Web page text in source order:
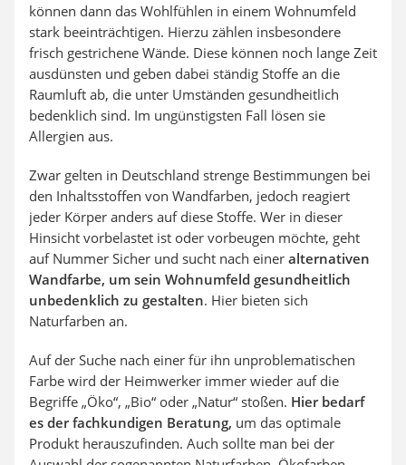
können dann das Wohlfühlen in einem Wohnumfeld
stark beeinträchtigen. Hierzu zählen insbesondere
frisch gestrichene Wände. Diese können noch lange Zeit
ausdünsten und geben dabei ständig Stoffe an die
Raumluft ab, die unter Umständen gesundheitlich
bedenklich sind. Im ungünstigsten Fall lösen sie
Allergien aus.
Zwar gelten in Deutschland strenge Bestimmungen bei
den Inhaltsstoffen von Wandfarben, jedoch reagiert
jeder Körper anders auf diese Stoffe. Wer in dieser
Hinsicht vorbelastet ist oder vorbeugen möchte, geht
auf Nummer Sicher und sucht nach einer alternativen
Wandfarbe, um sein Wohnumfeld gesundheitlich
unbedenklich zu gestalten. Hier bieten sich
Naturfarben an.
Auf der Suche nach einer für ihn unproblematischen
Farbe wird der Heimwerker immer wieder auf die
Begriffe „Öko“, „Bio“ oder „Natur“ stoßen. Hier bedarf
es der fachkundigen Beratung, um das optimale
Produkt herauszufinden. Auch sollte man bei der